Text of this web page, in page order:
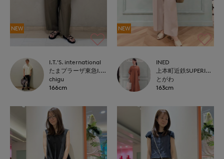
NEW
I.T.'S. international
たまプラーザ東急I.T.'S.international
chigu
166cm
NEW
INED
上本町近鉄SUPERIORCLOSET
とがわ
163cm